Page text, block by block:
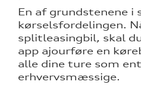
En af grundstenene i
kørselsfordelingen.
splitleasingbil, skal
app ajourføre en
alle dine ture som
erhvervsmæssige.